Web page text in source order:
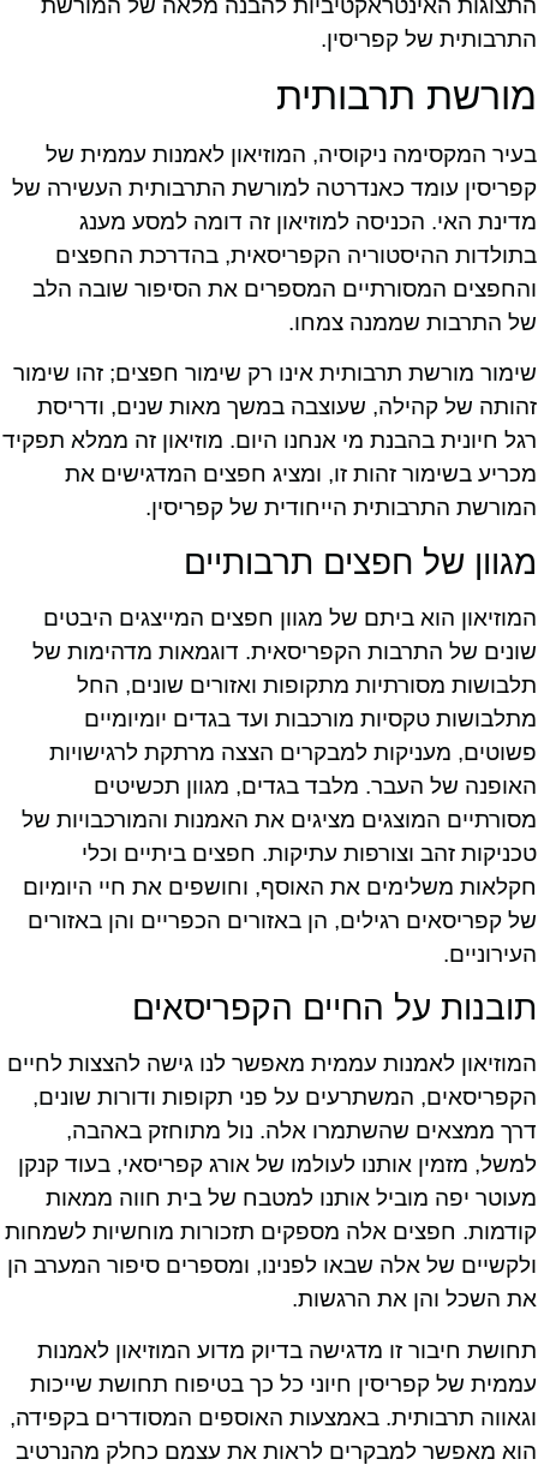
התרבותית של קפריסין.
מורשת תרבותית
בעיר המקסימה ניקוסיה, המוזיאון לאמנות עממית של
קפריסין עומד כאנדרטה למורשת התרבותית העשירה של
מדינת האי. הכניסה למוזיאון זה דומה למסע מענג
בתולדות ההיסטוריה הקפריסאית, בהדרכת החפצים
והחפצים המסורתיים המספרים את הסיפור שובה הלב
של התרבות שממנה צמחו.
שימור מורשת תרבותית אינו רק שימור חפצים; זהו שימור
זהותה של קהילה, שעוצבה במשך מאות שנים, ודריסת
רגל חיונית בהבנת מי אנחנו היום. מוזיאון זה ממלא תפקיד
מכריע בשימור זהות זו, ומציג חפצים המדגישים את
המורשת התרבותית הייחודית של קפריסין.
מגוון של חפצים תרבותיים
המוזיאון הוא ביתם של מגוון חפצים המייצגים היבטים
שונים של התרבות הקפריסאית. דוגמאות מדהימות של
תלבושות מסורתיות מתקופות ואזורים שונים, החל
מתלבושות טקסיות מורכבות ועד בגדים יומיומיים
פשוטים, מעניקות למבקרים הצצה מרתקת לרגישויות
האופנה של העבר. מלבד בגדים, מגוון תכשיטים
מסורתיים המוצגים מציגים את האמנות והמורכבויות של
טכניקות זהב וצורפות עתיקות. חפצים ביתיים וכלי
חקלאות משלימים את האוסף, וחושפים את חיי היומיום
של קפריסאים רגילים, הן באזורים הכפריים והן באזורים
העירוניים.
תובנות על החיים הקפריסאים
המוזיאון לאמנות עממית מאפשר לנו גישה להצצות לחיים
הקפריסאים, המשתרעים על פני תקופות ודורות שונים,
דרך ממצאים שהשתמרו אלה. נול מתוחזק באהבה,
למשל, מזמין אותנו לעולמו של אורג קפריסאי, בעוד קנקן
מעוטר יפה מוביל אותנו למטבח של בית חווה ממאות
קודמות. חפצים אלה מספקים תזכורות מוחשיות לשמחות
ולקשיים של אלה שבאו לפנינו, ומספרים סיפור המערב הן
את השכל והן את הרגשות.
תחושת חיבור זו מדגישה בדיוק מדוע המוזיאון לאמנות
עממית של קפריסין חיוני כל כך בטיפוח תחושת שייכות
וגאווה תרבותית. באמצעות האוספים המסודרים בקפידה,
הוא מאפשר למבקרים לראות את עצמם כחלק מהנרטיב